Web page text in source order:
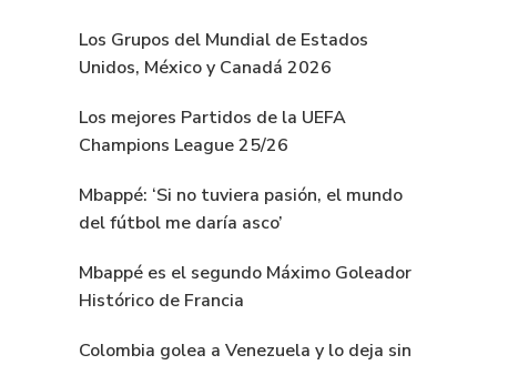
Los Grupos del Mundial de Estados
Unidos, México y Canadá 2026
Los mejores Partidos de la UEFA
Champions League 25/26
Mbappé: ‘Si no tuviera pasión, el mundo
del fútbol me daría asco’
Mbappé es el segundo Máximo Goleador
Histórico de Francia
Colombia golea a Venezuela y lo deja sin